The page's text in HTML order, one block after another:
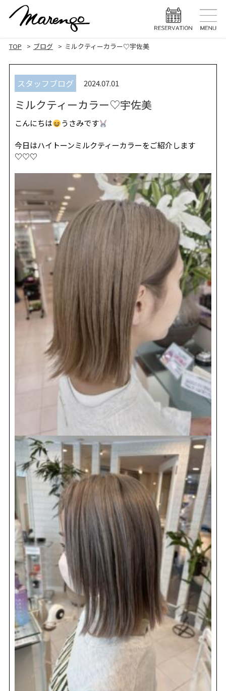
MENU メニュー
HAIR CARE
STAFF スタッフ
BLOG ブログ
REVIEW レビュー
SALON INFO 店舗情報
RECRUIT 採用情報
お電話でご予約
TOP ブログ ミルクティーカラー♡宇佐美
スタッフブログ 2024.07.01
ミルクティーカラー♡宇佐美
こんにちは うさみです
今日はハイトーンミルクティーカラーをご紹介します
♡♡♡